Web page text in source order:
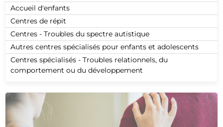
Accueil d'enfants
Centres de répit
Centres - Troubles du spectre autistique
Autres centres spécialisés pour enfants et adolescents
Centres spécialisés - Troubles relationnels, du
comportement ou du développement